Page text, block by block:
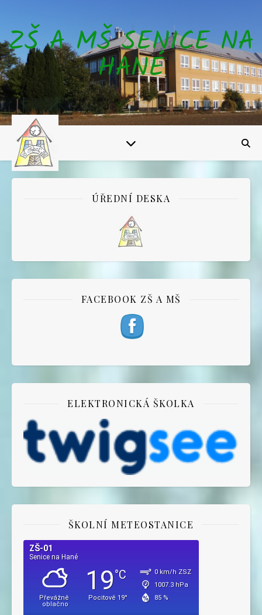
ZŠ A MŠ SENICE NA
HANÉ
ÚŘEDNÍ DESKA
FACEBOOK ZŠ A MŠ
ELEKTRONICKÁ ŠKOLKA
ŠKOLNÍ METEOSTANICE